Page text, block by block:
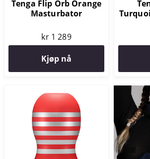
Tenga Flip Orb Orange
Masturbator
kr 1 289
Kjøp nå